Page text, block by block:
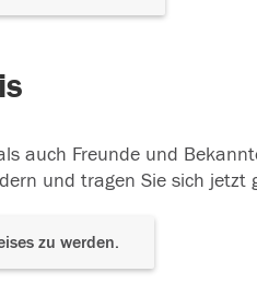
auch Freunde und
und tragen Sie sich jetzt
zu werden.